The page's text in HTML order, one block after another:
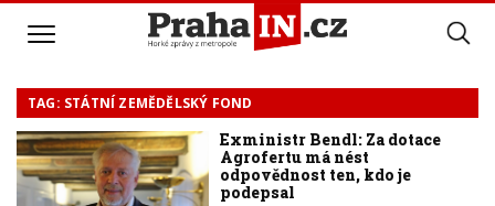
TAG: STÁTNÍ ZEMĚDĚLSKÝ FOND
Exministr Bendl: Za dotace
Agrofertu má nést
odpovědnost ten, kdo je
podepsal